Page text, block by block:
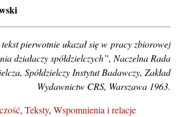
tekst pierwotnie ukazał się w pracy zbiorowej
działaczy spółdzielczych”, Naczelna Rada
Spółdzielczy Instytut Badawczy, Zakład
Wydawnictw CRS, Warszawa 1963.
Teksty Wspomnienia i relacje